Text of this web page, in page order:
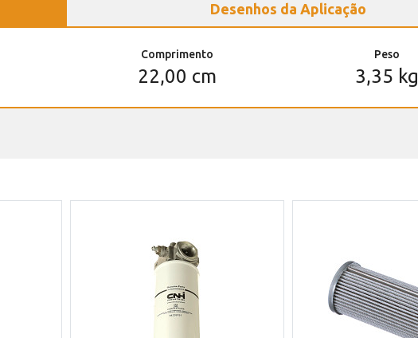
Desenhos da Aplicação
Comprimento
22,00 cm
Peso
3,35 kg